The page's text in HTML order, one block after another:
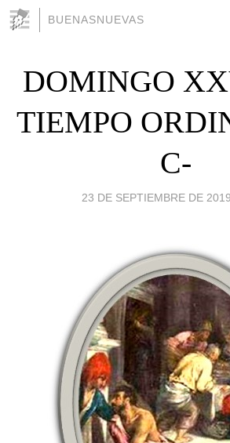
BUENASNUEVAS
DOMINGO
TIEMPO
C-
23 DE SEPTIEMBRE DE